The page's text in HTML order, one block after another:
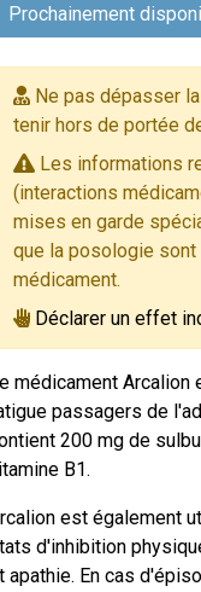
Prochainement
Ne pas dépasser
tenir hors de portée
Les informations
(interactions
mises en garde
que la posologie
médicament.
Déclarer un effet
médicament
passagers de
200 mg de
B1.
est également
d'inhibition
apathie. En cas